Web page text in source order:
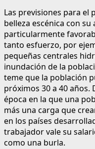
Las previsiones para el
belleza escénica con
particularmente
tanto esfuerzo, por
pequeñas centrales
inundación de la
teme que la población
próximos 30 a 40 años.
época en la que una
más una carga que
en los países
trabajador vale su
como una burla.